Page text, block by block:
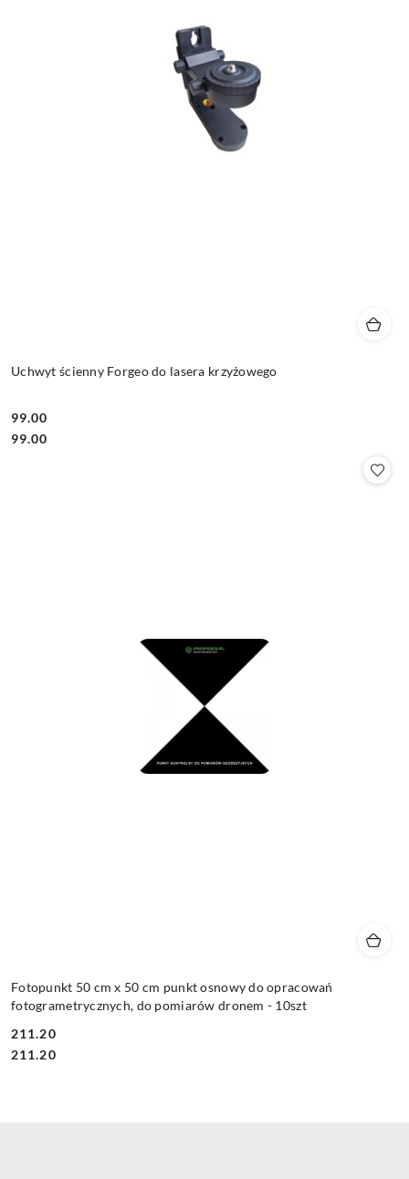
Uchwyt ścienny Forgeo do lasera krzyżowego
Cena:
99.00
Cena:
99.00
Fotopunkt 50 cm x 50 cm punkt osnowy do opracowań
fotogrametrycznych, do pomiarów dronem - 10szt
Cena:
211.20
Cena:
211.20